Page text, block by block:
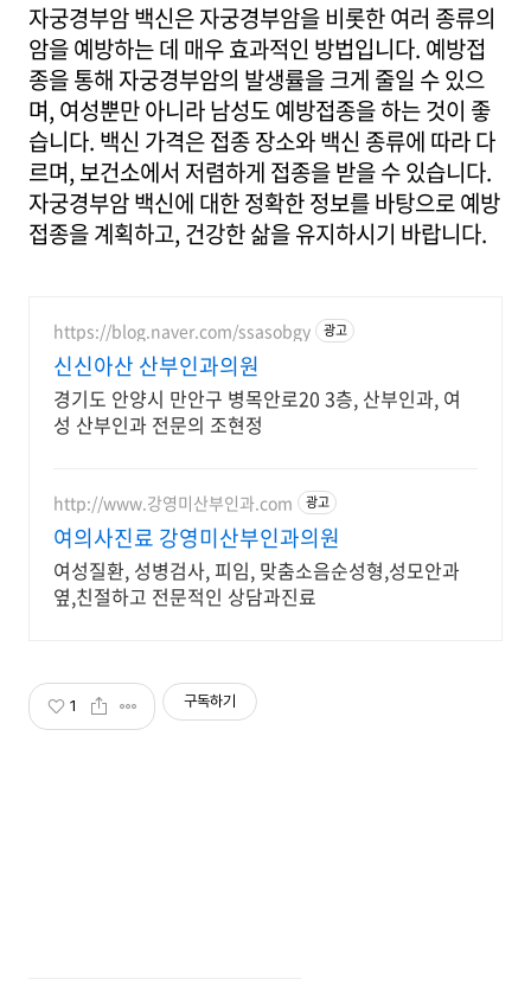
자궁경부암 백신은 자궁경부암을 비롯한 여러 종류의
암을 예방하는 데 매우 효과적인 방법입니다. 예방접
종을 통해 자궁경부암의 발생률을 크게 줄일 수 있으
며, 여성뿐만 아니라 남성도 예방접종을 하는 것이 좋
습니다. 백신 가격은 접종 장소와 백신 종류에 따라 다
르며, 보건소에서 저렴하게 접종을 받을 수 있습니다.
자궁경부암 백신에 대한 정확한 정보를 바탕으로 예방
접종을 계획하고, 건강한 삶을 유지하시기 바랍니다.
https://blog.naver.com/ssasobgy 광고
신신아산 산부인과의원
경기도 안양시 만안구 병목안로20 3층, 산부인과, 여
성 산부인과 전문의 조현정
http://www.강영미산부인과.com 광고
여의사진료 강영미산부인과의원
여성질환, 성병검사, 피임, 맞춤소음순성형,성모안과
옆,친절하고 전문적인 상담과진료
1 구독하기